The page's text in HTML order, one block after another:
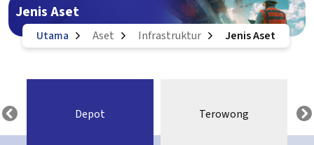
Jenis Aset
Utama Aset Infrastruktur Jenis Aset
Depot Terowong